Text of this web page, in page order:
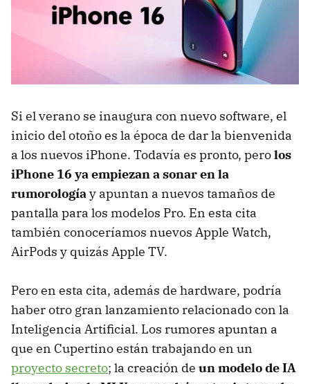
Si el verano se inaugura con nuevo software, el
inicio del otoño es la época de dar la bienvenida
a los nuevos iPhone. Todavía es pronto, perolos
iPhone 16 ya empiezan a sonar en la
rumorologíay apuntan a nuevos tamaños de
pantalla para los modelos Pro. En esta cita
también conoceríamos nuevos Apple Watch,
AirPods y quizás Apple TV.
Pero en esta cita, además de hardware, podría
haber otro gran lanzamiento relacionado con la
Inteligencia Artificial. Los rumores apuntan a
que en Cupertino están trabajando en un
proyecto secreto; la creación de un modelo de IA